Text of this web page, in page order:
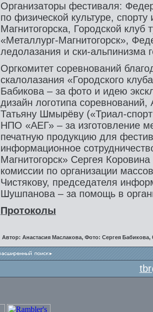
Организаторы фестиваля:
по физической культуре,
Магнитогорска, Городской клуб
«Металлург-Магнитогорск»,
ледолазания и ски-альпинизма
Оргкомитет соревнований
скалолазания «Городского
Бабикова – за фото и идею
дизайн логотипа
Татьяну Шмырёву («Триал-
НПО «АЕГ» – за изготовление
печатную продукцию для
информационное
Магнитогорск» Сергея
комиссии по организации
Чистякову, председателя
Шушпанова – за помощь в
Протоколы
Автор: Анастасия Маслакова, Фото: Сергея Бабикова,